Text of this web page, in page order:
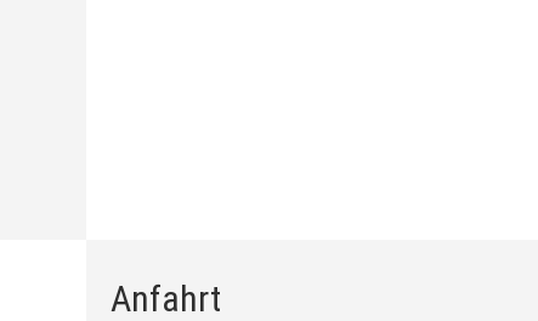
Anfahrt